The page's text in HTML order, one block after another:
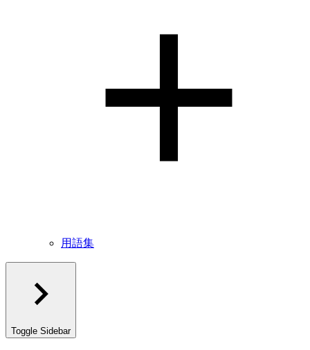
用語集
Toggle Sidebar